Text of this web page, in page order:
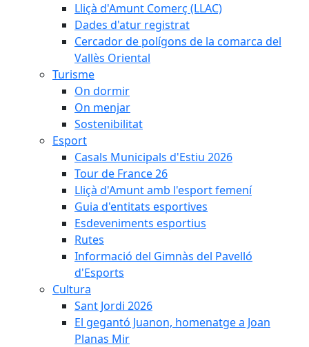
Lliçà d'Amunt Comerç (LLAC)
Dades d'atur registrat
Cercador de polígons de la comarca del
Vallès Oriental
Turisme
On dormir
On menjar
Sostenibilitat
Esport
Casals Municipals d'Estiu 2026
Tour de France 26
Lliçà d'Amunt amb l'esport femení
Guia d'entitats esportives
Esdeveniments esportius
Rutes
Informació del Gimnàs del Pavelló
d'Esports
Cultura
Sant Jordi 2026
El gegantó Juanon, homenatge a Joan
Planas Mir